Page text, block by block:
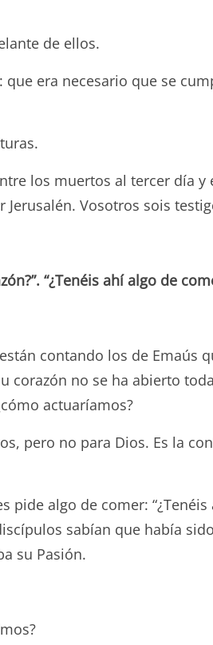
de ellos.
era necesario que se
los muertos al tercer día
Vosotros sois
“¿Tenéis ahí algo de
contando los de
corazón no se ha abierto
actuaríamos?
pero no para Dios. Es la
algo de comer:
sabían que había
su Pasión.